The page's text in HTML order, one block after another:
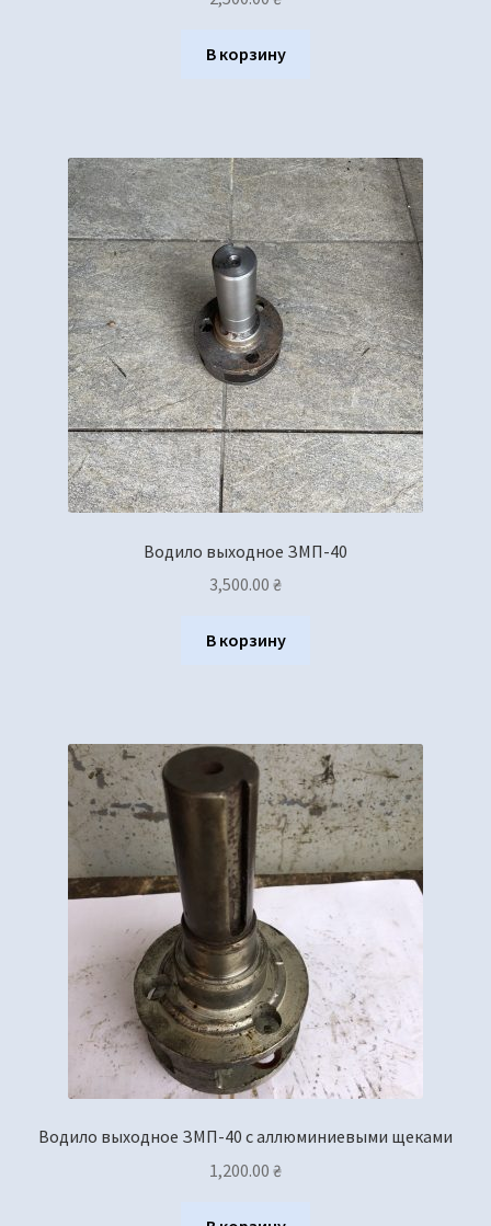
В корзину
Водило выходное ЗМП-40
3,500.00 ₴
В корзину
Водило выходное ЗМП-40 с аллюминиевыми щеками
1,200.00 ₴